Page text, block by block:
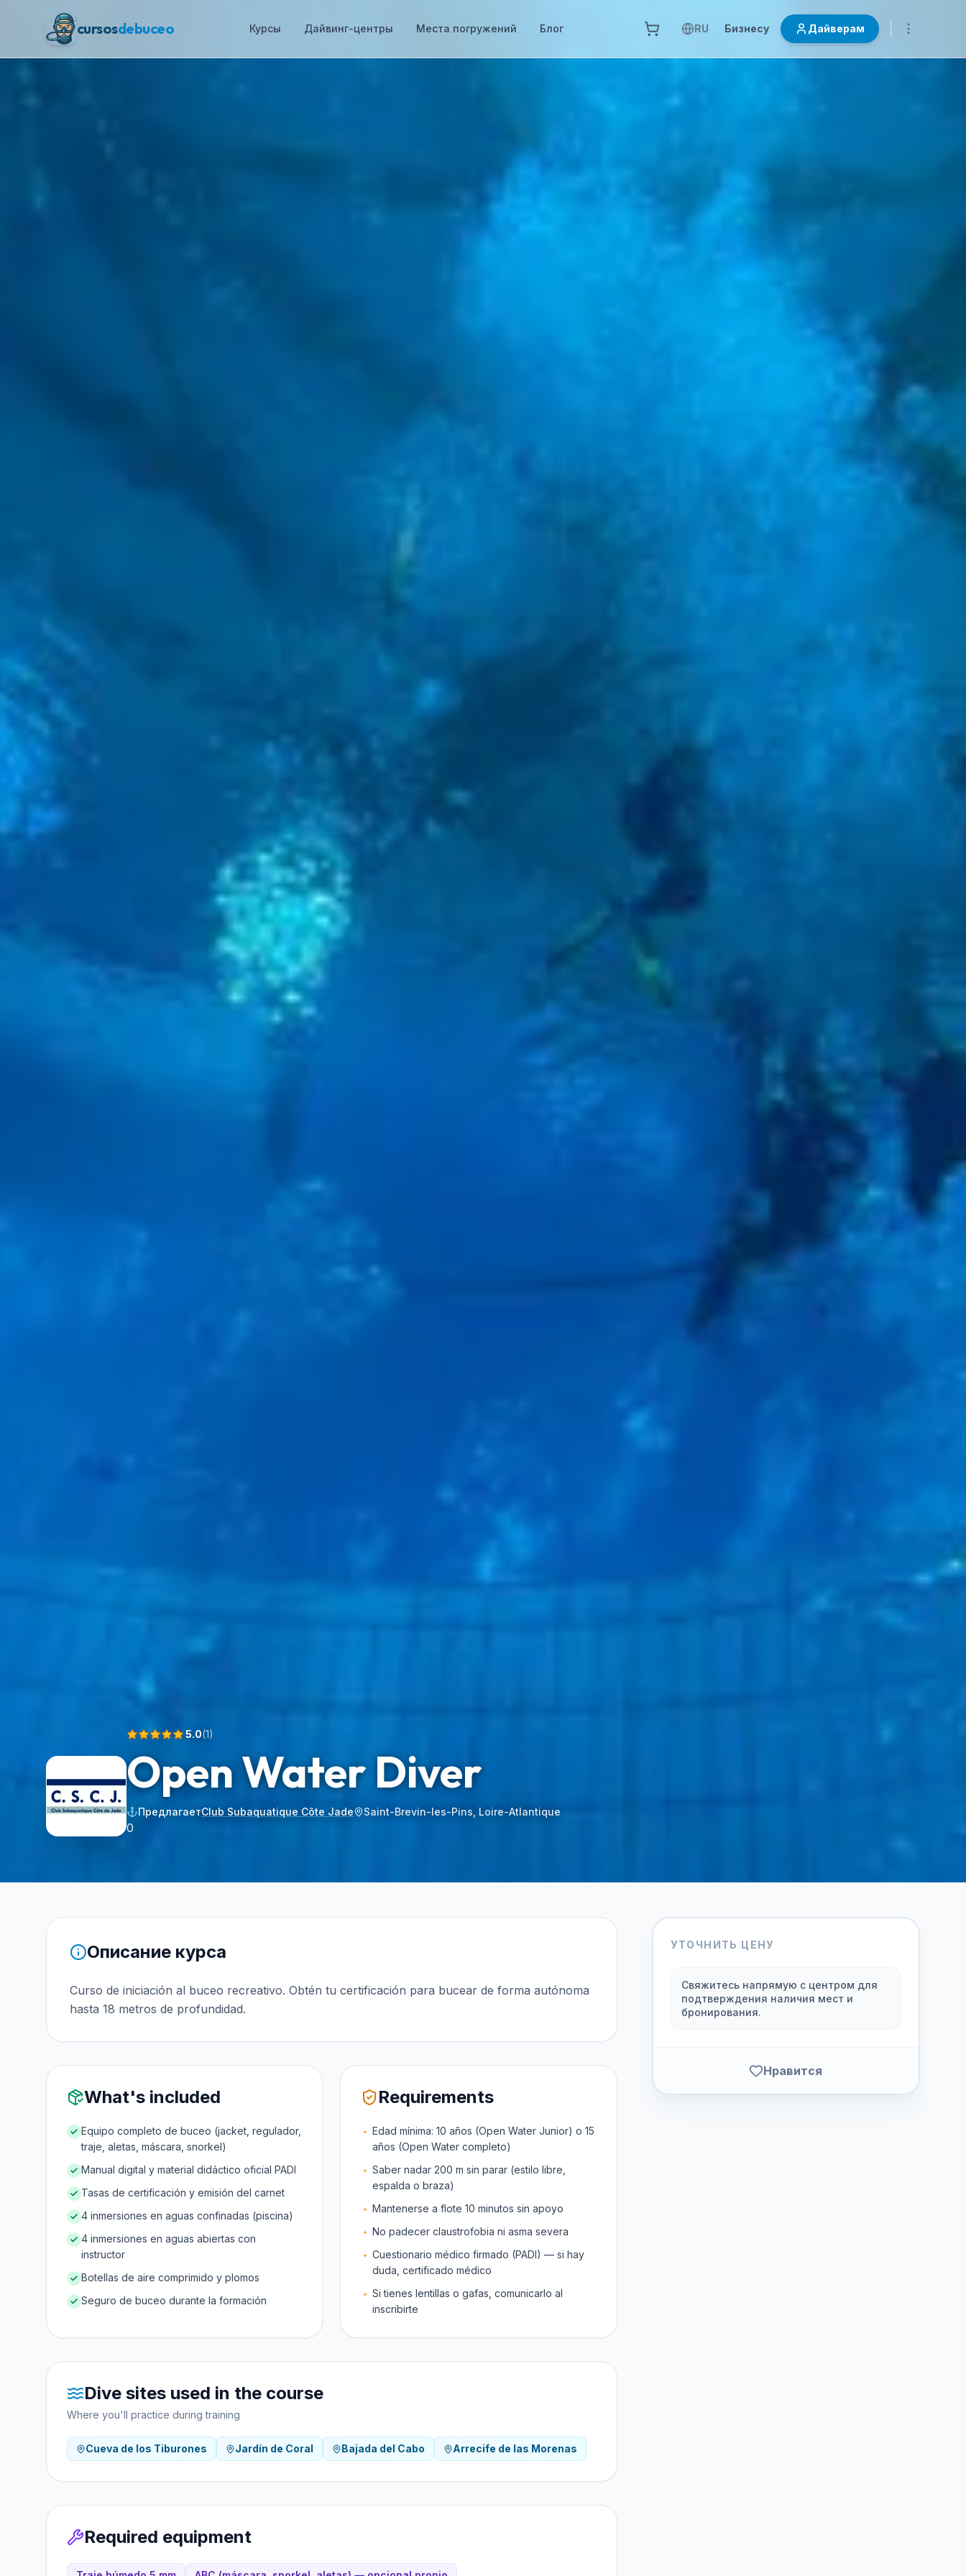
cursosdebuceo Курсы Дайвинг-центры Места погружений Блог RU Бизнесу Дайверам
5.0(1)
Open Water Diver
ПредлагаетClub Subaquatique Côte Jade Saint-Brevin-les-Pins, Loire-Atlantique
0
Описание курса
Curso de iniciación al buceo recreativo. Obtén tu certificación para bucear de forma autónoma
hasta 18 metros de profundidad.
What's included
Equipo completo de buceo (jacket, regulador,
traje, aletas, máscara, snorkel)
Manual digital y material didáctico oficial PADI
Tasas de certificación y emisión del carnet
4 inmersiones en aguas confinadas (piscina)
4 inmersiones en aguas abiertas con
instructor
Botellas de aire comprimido y plomos
Seguro de buceo durante la formación
Requirements
Edad mínima: 10 años (Open Water Junior) o 15
años (Open Water completo)
Saber nadar 200 m sin parar (estilo libre,
espalda o braza)
Mantenerse a flote 10 minutos sin apoyo
No padecer claustrofobia ni asma severa
Cuestionario médico firmado (PADI) — si hay
duda, certificado médico
Si tienes lentillas o gafas, comunicarlo al
inscribirte
Dive sites used in the course
Where you'll practice during training
Cueva de los Tiburones Jardín de Coral Bajada del Cabo Arrecife de las Morenas
Required equipment
УТОЧНИТЬ ЦЕНУ
Свяжитесь напрямую с центром для
подтверждения наличия мест и
бронирования.
Нравится